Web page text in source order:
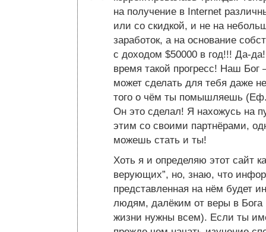
на получение в Internet
или со скидкой, и не на
заработок, а на основание
с доходом $50000 в год!!! Да-
время такой прогресс! Наш
может сделать для тебя даже
того о чём ты помышляешь
Он это сделал! Я нахожусь на
этим со своими партнёрами,
можешь стать и ты!
Хоть я и определяю этот сайт
верующих”, но, знаю, что
представленная на нём будет
людям, далёким от веры в Бога
жизни нужны всем). Если ты